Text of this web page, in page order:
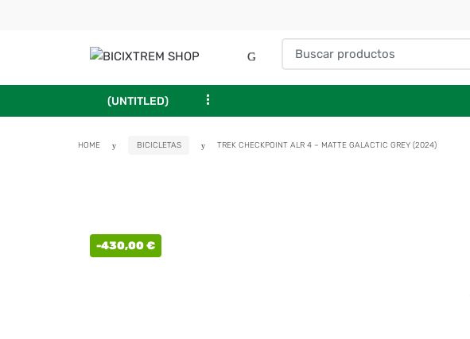
(UNTITLED) ...
HOME BICICLETAS TREK CHECKPOINT ALR 4 – MATTE GALACTIC GREY (2024)
-430,00€